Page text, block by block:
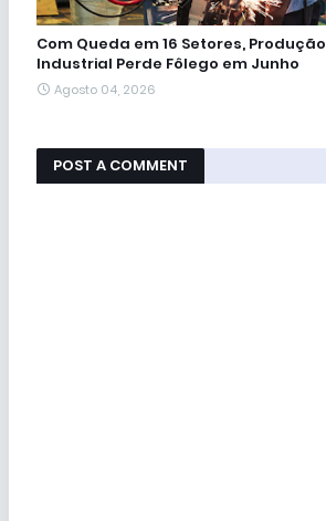
Com Queda em 16 Setores, Produção
Industrial Perde Fôlego em Junho
Agosto 04, 2026
POST A COMMENT